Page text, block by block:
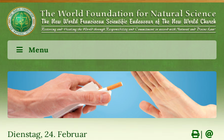
Menu
Dienstag, 24. Februar
∣